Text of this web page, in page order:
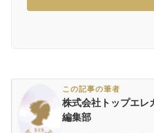
この記事の筆者
株式会社トップエ
編集部